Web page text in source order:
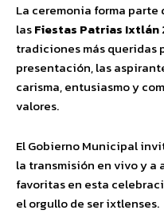
La ceremonia forma
lasFiestas Patrias Ixtlán
tradiciones más queridas
presentación, las
carisma, entusiasmo y
valores.
El Gobierno Municipal
la transmisión en vivo y a
favoritas en esta
el orgullo de ser ixtlenses.